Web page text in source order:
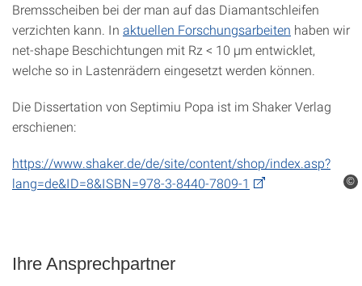
©
Bremsscheiben bei der man auf das Diamantschleifen
verzichten kann. In aktuellen Forschungsarbeiten haben wir
net-shape Beschichtungen mit Rz < 10 µm entwicklet,
welche so in Lastenrädern eingesetzt werden können.
Die Dissertation von Septimiu Popa ist im Shaker Verlag
erschienen:
https://www.shaker.de/de/site/content/shop/index.asp?
lang=de&ID=8&ISBN=978-3-8440-7809-1
Ihre Ansprechpartner